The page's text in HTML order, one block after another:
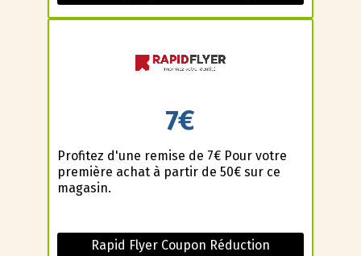
7€
Profitez d'une remise de 7€ Pour votre
première achat à partir de 50€ sur ce
magasin.
Rapid Flyer Coupon Réduction